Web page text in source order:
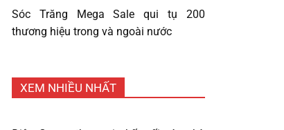
Sóc Trăng Mega Sale qui tụ 200
thương hiệu trong và ngoài nước
XEM NHIỀU NHẤT